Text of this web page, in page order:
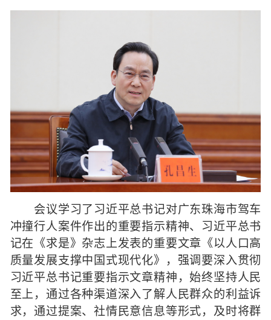
会议学习了习近平总书记对广东珠海市驾车
冲撞行人案件作出的重要指示精神、习近平总书
记在《求是》杂志上发表的重要文章《以人口高
质量发展支撑中国式现代化》，强调要深入贯彻
习近平总书记重要指示文章精神，始终坚持人民
至上，通过各种渠道深入了解人民群众的利益诉
求，通过提案、社情民意信息等形式，及时将群